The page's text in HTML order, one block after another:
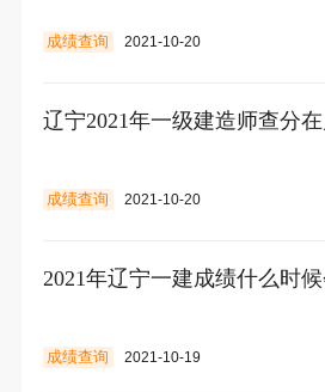
成绩查询 2021-10-20
辽宁2021年一级建造师查分在
成绩查询 2021-10-20
2021年辽宁一建成绩什么时
成绩查询 2021-10-19